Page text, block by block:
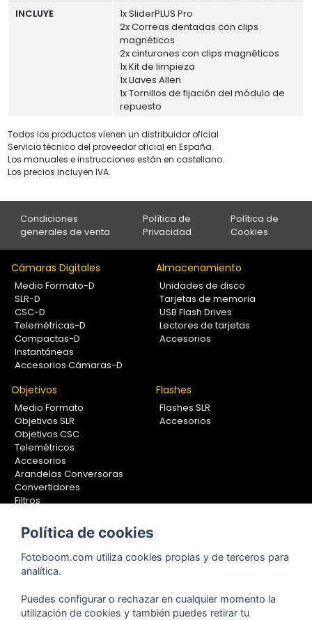
INCLUYE
1x SliderPLUS Pro
2x Correas dentadas con clips
magnéticos
2x cinturones con clips magnéticos
1x Kit de limpieza
1x Llaves Allen
1x Tornillos de fijación del módulo de
repuesto
Todos los productos vienen un distribuidor oficial
Servicio técnico del proveedor oficial en España.
Los manuales e instrucciones están en castellano.
Los precios incluyen IVA.
Condiciones
generales de venta
Política de
Privacidad
Política de
Cookies
Cámaras Digitales
Medio Formato-D
SLR-D
CSC-D
Telemétricas-D
Compactas-D
Instantáneas
Accesorios Cámaras-D
Almacenamiento
Unidades de disco
Tarjetas de memoria
USB Flash Drives
Lectores de tarjetas
Accesorios
Objetivos
Medio Formato
Objetivos SLR
Objetivos CSC
Telemétricos
Accesorios
Arandelas Conversoras
Convertidores
Filtros
Calibradores
Flashes
Flashes SLR
Accesorios
Soportes Fotografía
Monopiés
Trípodes
Kit Completos
Política de cookies
Fotoboom.com utiliza cookies propias y de terceros para
analítica.
Puedes configurar o rechazar en cualquier momento la
utilización de cookies y también puedes retirar tu